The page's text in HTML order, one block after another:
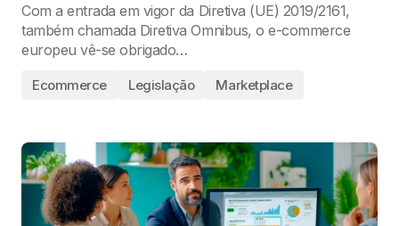
Com a entrada em vigor da Diretiva (UE) 2019/2161,
também chamada Diretiva Omnibus, o e-commerce
europeu vê-se obrigado…
Ecommerce Legislação Marketplace